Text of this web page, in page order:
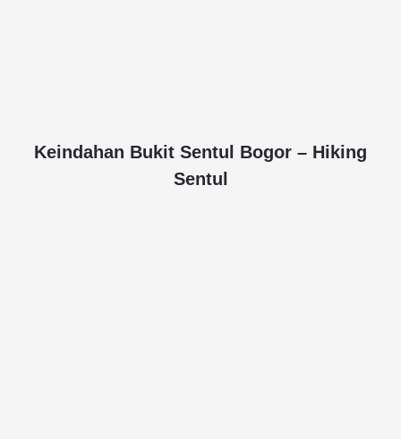
Keindahan Bukit Sentul Bogor – Hiking
Sentul